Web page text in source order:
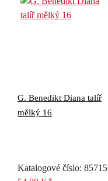
G. Benedikt Diana talíř
mělký 16
Katalogové číslo: 85715